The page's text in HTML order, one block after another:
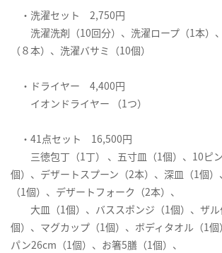
・洗濯セット 2,750円
洗濯洗剤（10回分）、洗濯ロープ（1本）
（８本）、洗濯バサミ（10個）
・ドライヤー 4,400円
イオンドライヤー （1つ）
・41点セット 16,500円
三徳包丁（1丁） 、五寸皿（1個）、10ピ
個）、デザートスプーン（2本）、深皿（1個
（1個）、デザートフォーク（2本）、
大皿（1個）、バススポンジ（1個）、ザル
個）、マグカップ（1個）、ボディタオル（1
パン26cm（1個）、お箸5膳（1個）、